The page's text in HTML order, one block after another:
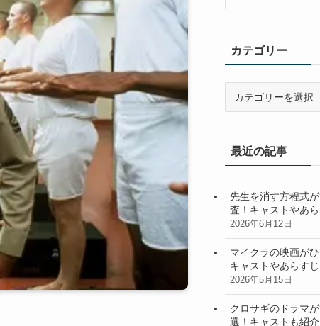
カテゴリー
ー最近の記事
先生を消す方程式
査！キャストやあ
2026年6月12日
マイクラの映画が
キャストやあらすじ
2026年5月15日
クロサギのドラマ
選！キャストも紹介